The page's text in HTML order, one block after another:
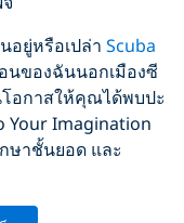
อยู่หรือเปล่า Scuba
นของฉันนอกเมืองซี
โอกาสให้คุณได้พบปะ
Your Imagination
ษาชั้นยอด และ